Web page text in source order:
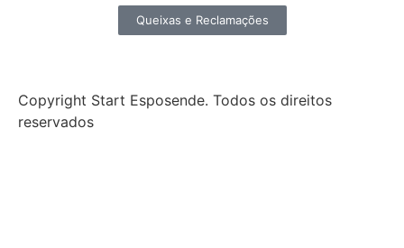
Queixas e Reclamações
Copyright Start Esposende. Todos os direitos
reservados